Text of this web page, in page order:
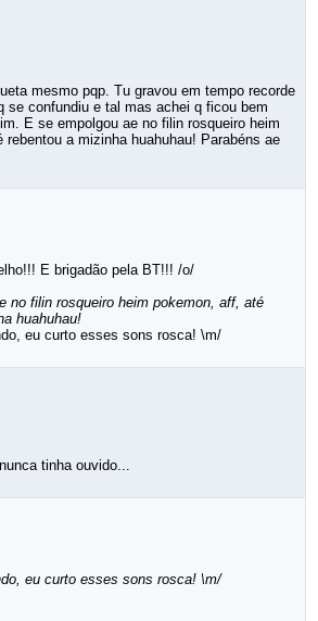
mesmo pqp. Tu gravou em tempo recorde
se confundiu e tal mas achei q ficou bem
E se empolgou ae no filin rosqueiro heim
rebentou a mizinha huahuhau! Parabéns ae
E brigadão pela BT!!! /o/
no filin rosqueiro heim pokemon, aff, até
huahuhau!
eu curto esses sons rosca! \m/
tinha ouvido...
eu curto esses sons rosca! \m/